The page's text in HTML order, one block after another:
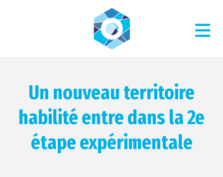
Un nouveau territoire
habilité entre dans la 2e
étape expérimentale